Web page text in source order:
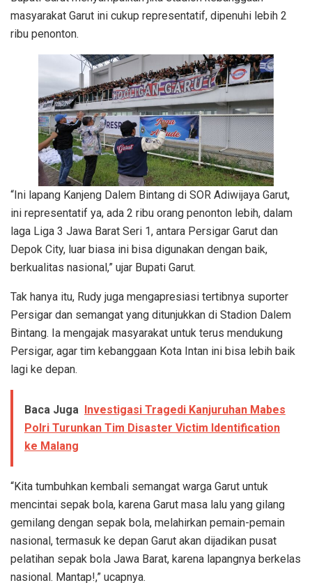
masyarakat Garut ini cukup representatif, dipenuhi lebih 2
ribu penonton.
“Ini lapang Kanjeng Dalem Bintang di SOR Adiwijaya Garut,
ini representatif ya, ada 2 ribu orang penonton lebih, dalam
laga Liga 3 Jawa Barat Seri 1, antara Persigar Garut dan
Depok City, luar biasa ini bisa digunakan dengan baik,
berkualitas nasional,” ujar Bupati Garut.
Tak hanya itu, Rudy juga mengapresiasi tertibnya suporter
Persigar dan semangat yang ditunjukkan di Stadion Dalem
Bintang. Ia mengajak masyarakat untuk terus mendukung
Persigar, agar tim kebanggaan Kota Intan ini bisa lebih baik
lagi ke depan.
Baca Juga Investigasi Tragedi Kanjuruhan Mabes
Polri Turunkan Tim Disaster Victim Identification
ke Malang
“Kita tumbuhkan kembali semangat warga Garut untuk
mencintai sepak bola, karena Garut masa lalu yang gilang
gemilang dengan sepak bola, melahirkan pemain-pemain
nasional, termasuk ke depan Garut akan dijadikan pusat
pelatihan sepak bola Jawa Barat, karena lapangnya berkelas
nasional. Mantap!,” ucapnya.